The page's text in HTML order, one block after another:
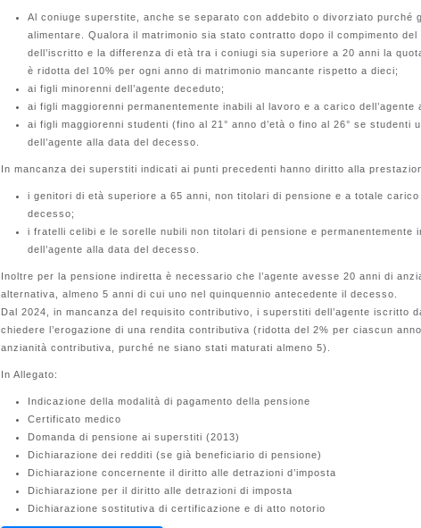
Al coniuge superstite, anche se separato con addebito o divorziato purché
alimentare. Qualora il matrimonio sia stato contratto dopo il compimento del
dell’iscritto e la differenza di età tra i coniugi sia superiore a 20 anni la
è ridotta del 10% per ogni anno di matrimonio mancante rispetto a dieci;
ai figli minorenni dell’agente deceduto;
ai figli maggiorenni permanentemente inabili al lavoro e a carico dell’agente
ai figli maggiorenni studenti (fino al 21° anno d’età o fino al 26° se studenti
dell’agente alla data del decesso.
In mancanza dei superstiti indicati ai punti precedenti hanno diritto alla
i genitori di età superiore a 65 anni, non titolari di pensione e a totale carico
decesso;
i fratelli celibi e le sorelle nubili non titolari di pensione e permanentemente
dell’agente alla data del decesso.
Inoltre per la pensione indiretta è necessario che l’agente avesse 20 anni di
alternativa, almeno 5 anni di cui uno nel quinquennio antecedente il decesso.
Dal 2024, in mancanza del requisito contributivo, i superstiti dell’agente iscritto
chiedere l’erogazione di una rendita contributiva (ridotta del 2% per ciascun
anzianità contributiva, purché ne siano stati maturati almeno 5).
In Allegato:
Indicazione della modalità di pagamento della pensione
Certificato medico
Domanda di pensione ai superstiti (2013)
Dichiarazione dei redditi (se già beneficiario di pensione)
Dichiarazione concernente il diritto alle detrazioni d’imposta
Dichiarazione per il diritto alle detrazioni di imposta
Dichiarazione sostitutiva di certificazione e di atto notorio